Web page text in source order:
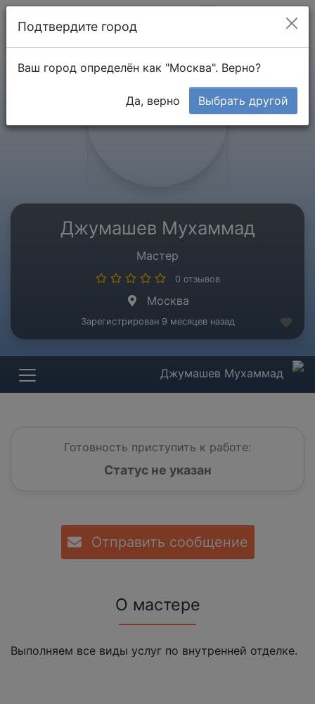
Джумашев Мухаммад
Мастер
0 отзывов
Москва
Зарегистрирован 9 месяцев назад
Джумашев Мухаммад
Готовность приступить к работе:
Статус не указан
Отправить сообщение
О мастере
Выполняем все виды услуг по внутренней отделке.
Подтвердите город
Ваш город определён как "Москва". Верно?
Да, верно Выбрать другой